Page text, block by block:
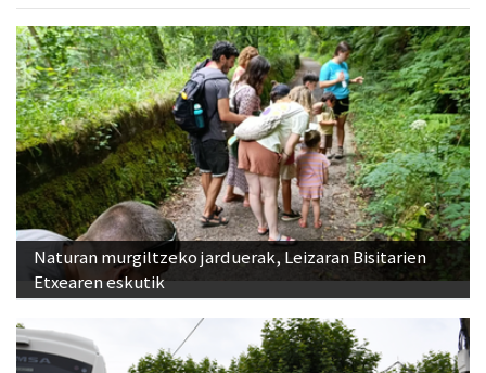
Naturan murgiltzeko jarduerak, Leizaran Bisitarien
Etxearen eskutik